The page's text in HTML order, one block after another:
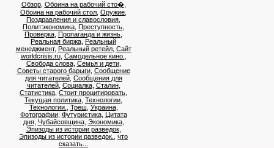
Обзор, Обоина на рабочий сто�,
Обоина на рабочий стол Оружие
Поздравления и славословия
Политэкономика Преступность
Проверка Пропаганда и жизнь
Реальная биржа Реальный
менеджмент, Реальный ретейл, Сайт
worldcrisis.ru, Самодельное кино.
Свобода слова, Семья и дети,
Советы старого барыги, Сообщение
для читателей, Сообщения для
читателей, Социалка, Сталин,
Статистика Стоит процитировать
Текущая политика Технологии
Технологии.
Треш Украина,
Фотографии, Футуристика, Цитата
дня, Чубайсовщина, Экономика,
Эпизоды из истории разведок,
Эпизоды из истории разведок.
что
сказать...